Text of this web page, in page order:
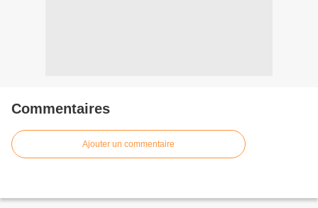
Commentaires
Ajouter un commentaire